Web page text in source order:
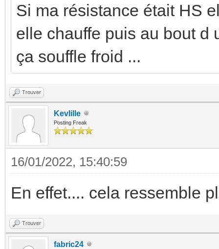
Si ma résistance était HS
elle chauffe puis au bout d
ça souffle froid ...
Trouver
Kevlille
Posting Freak
16/01/2022, 15:40:59
En effet.... cela ressemble
Trouver
fabric24